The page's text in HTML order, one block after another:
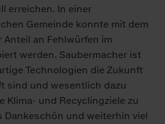
erreichen. In einer
Gemeinde konnte mit dem
an Fehlwürfen im
werden. Saubermacher ist
Technologien die Zukunft
sind und wesentlich dazu
Klima- und Recyclingziele zu
Dankeschön und weiterhin viel